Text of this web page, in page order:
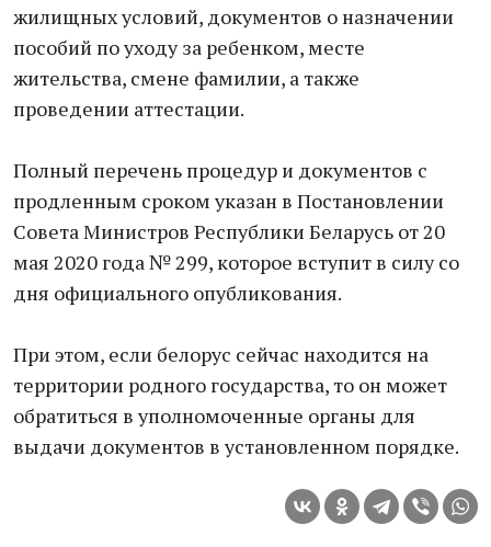
жилищных условий, документов о назначении
пособий по уходу за ребенком, месте
жительства, смене фамилии, а также
проведении аттестации.
Полный перечень процедур и документов с
продленным сроком указан в Постановлении
Совета Министров Республики Беларусь от 20
мая 2020 года № 299, которое вступит в силу со
дня официального опубликования.
При этом, если белорус сейчас находится на
территории родного государства, то он может
обратиться в уполномоченные органы для
выдачи документов в установленном порядке.